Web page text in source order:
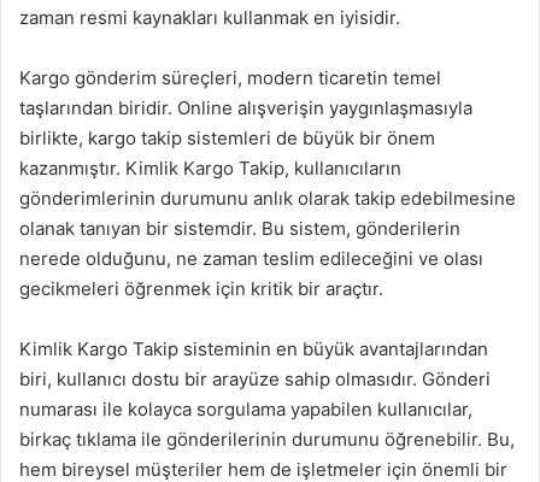
zaman resmi kaynakları kullanmak en iyisidir.
Kargo gönderim süreçleri, modern ticaretin temel
taşlarından biridir. Online alışverişin yaygınlaşmasıyla
birlikte, kargo takip sistemleri de büyük bir önem
kazanmıştır. Kimlik Kargo Takip, kullanıcıların
gönderimlerinin durumunu anlık olarak takip edebilmesine
olanak tanıyan bir sistemdir. Bu sistem, gönderilerin
nerede olduğunu, ne zaman teslim edileceğini ve olası
gecikmeleri öğrenmek için kritik bir araçtır.
Kimlik Kargo Takip sisteminin en büyük avantajlarından
biri, kullanıcı dostu bir arayüze sahip olmasıdır. Gönderi
numarası ile kolayca sorgulama yapabilen kullanıcılar,
birkaç tıklama ile gönderilerinin durumunu öğrenebilir. Bu,
hem bireysel müşteriler hem de işletmeler için önemli bir